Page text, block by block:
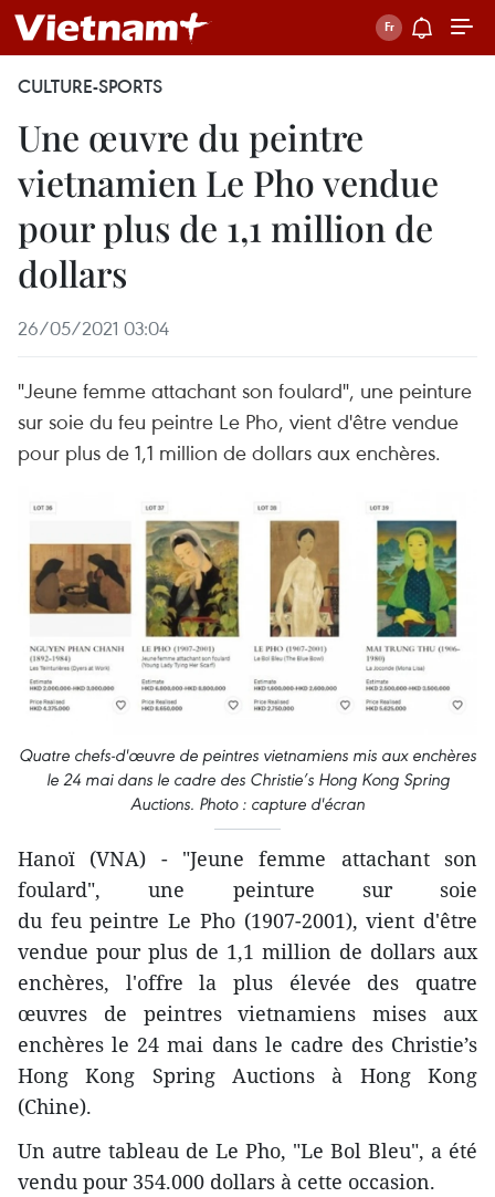
CULTURE-SPORTS
Une œuvre du peintre
vietnamien Le Pho vendue
pour plus de 1,1 million de
dollars
26/05/2021 03:04
"Jeune femme attachant son foulard", une peinture
sur soie du feu peintre Le Pho, vient d'être vendue
pour plus de 1,1 million de dollars aux enchères.
Quatre chefs-d'œuvre de peintres vietnamiens mis aux enchères
le 24 mai dans le cadre des Christie’s Hong Kong Spring
Auctions. Photo : capture d'écran
Hanoï (VNA) - "Jeune femme attachant son
foulard", une peinture sur soie
du feu peintre Le Pho (1907-2001), vient d'être
vendue pour plus de 1,1 million de dollars aux
enchères, l'offre la plus élevée des quatre
œuvres de peintres vietnamiens mises aux
enchères le 24 mai dans le cadre des Christie’s
Hong Kong Spring Auctions à Hong Kong
(Chine).
Un autre tableau de Le Pho, "Le Bol Bleu", a été
vendu pour 354.000 dollars à cette occasion.